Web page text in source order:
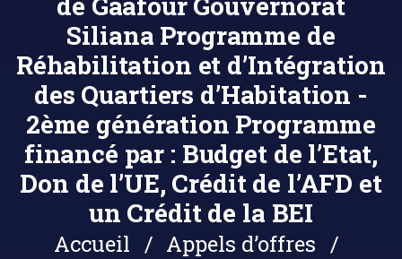
Siliana Programme de
Réhabilitation et d’Intégration
des Quartiers d’Habitation -
2ème génération Programme
financé par : Budget de l’Etat,
Don de l’UE, Crédit de l’AFD et
un Crédit de la BEI
Accueil
Appels d’offres